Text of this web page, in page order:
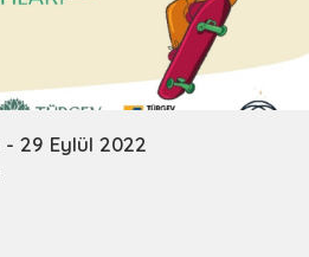
Platform Çalışmaları - 29 Eylül 2022